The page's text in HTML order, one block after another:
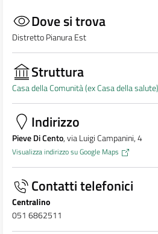
Dove si trova
Distretto Pianura Est
Struttura
Casa della Comunità (ex Casa della salute)
Indirizzo
Pieve Di Cento, via Luigi Campanini, 4
Visualizza indirizzo su Google Maps
Contatti telefonici
Centralino
051 6862511